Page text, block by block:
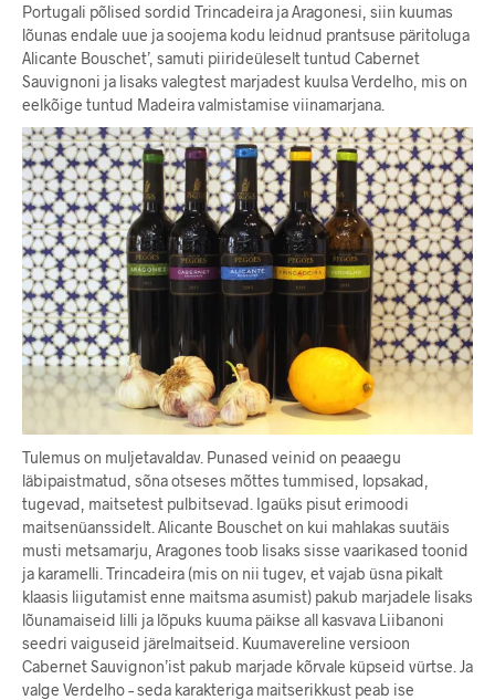
Portugali põlised sordid Trincadeira ja Aragonesi, siin kuumas
lõunas endale uue ja soojema kodu leidnud prantsuse päritoluga
Alicante Bouschet’, samuti piirideüleselt tuntud Cabernet
Sauvignoni ja lisaks valegtest marjadest kuulsa Verdelho, mis on
eelkõige tuntud Madeira valmistamise viinamarjana.
Tulemus on muljetavaldav. Punased veinid on peaaegu
läbipaistmatud, sõna otseses mõttes tummised, lopsakad,
tugevad, maitsetest pulbitsevad. Igaüks pisut erimoodi
maitsenüanssidelt. Alicante Bouschet on kui mahlakas suutäis
musti metsamarju, Aragones toob lisaks sisse vaarikased toonid
ja karamelli. Trincadeira (mis on nii tugev, et vajab üsna pikalt
klaasis liigutamist enne maitsma asumist) pakub marjadele lisaks
lõunamaiseid lilli ja lõpuks kuuma päikse all kasvava Liibanoni
seedri vaiguseid järelmaitseid. Kuumavereline versioon
Cabernet Sauvignon’ist pakub marjade kõrvale küpseid vürtse. Ja
valge Verdelho – seda karakteriga maitserikkust peab ise